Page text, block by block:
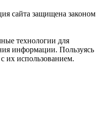
сайта защищена законом
технологии для
информации. Пользуясь
их использованием.